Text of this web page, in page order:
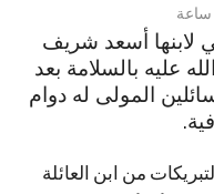
لابنها أسعد شريف
عليه بالسلامة بعد
المولى له دوام
من ابن العائلة